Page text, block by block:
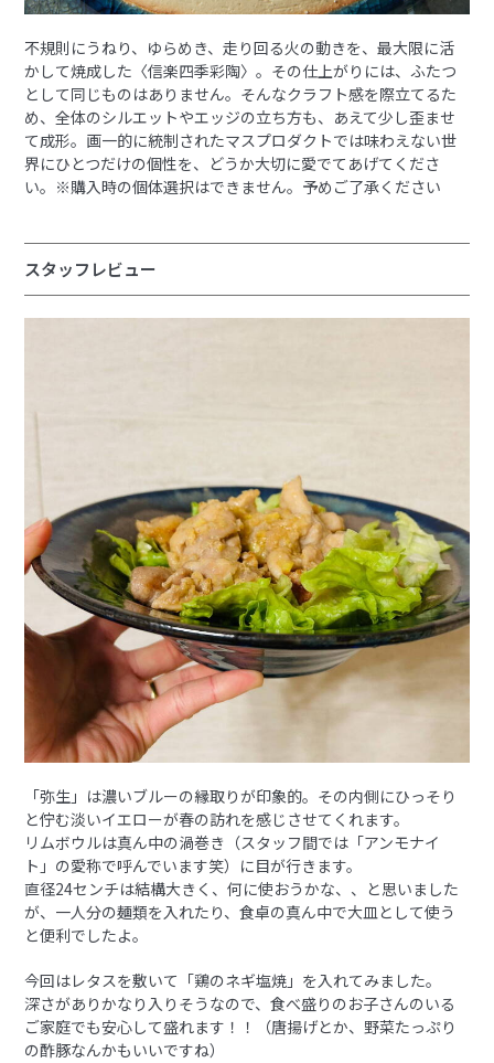
不規則にうねり、ゆらめき、走り回る火の動きを、最大限に活
かして焼成した〈信楽四季彩陶〉。その仕上がりには、ふたつ
として同じものはありません。そんなクラフト感を際立てるた
め、全体のシルエットやエッジの立ち方も、あえて少し歪ませ
て成形。画一的に統制されたマスプロダクトでは味わえない世
界にひとつだけの個性を、どうか大切に愛でてあげてくださ
い。※購入時の個体選択はできません。予めご了承ください
スタッフレビュー
「弥生」は濃いブルーの縁取りが印象的。その内側にひっそり
と佇む淡いイエローが春の訪れを感じさせてくれます。
リムボウルは真ん中の渦巻き（スタッフ間では「アンモナイ
ト」の愛称で呼んでいます笑）に目が行きます。
直径24センチは結構大きく、何に使おうかな、、と思いました
が、一人分の麺類を入れたり、食卓の真ん中で大皿として使う
と便利でしたよ。
今回はレタスを敷いて「鶏のネギ塩焼」を入れてみました。
深さがありかなり入りそうなので、食べ盛りのお子さんのいる
ご家庭でも安心して盛れます！！（唐揚げとか、野菜たっぷり
の酢豚なんかもいいですね）